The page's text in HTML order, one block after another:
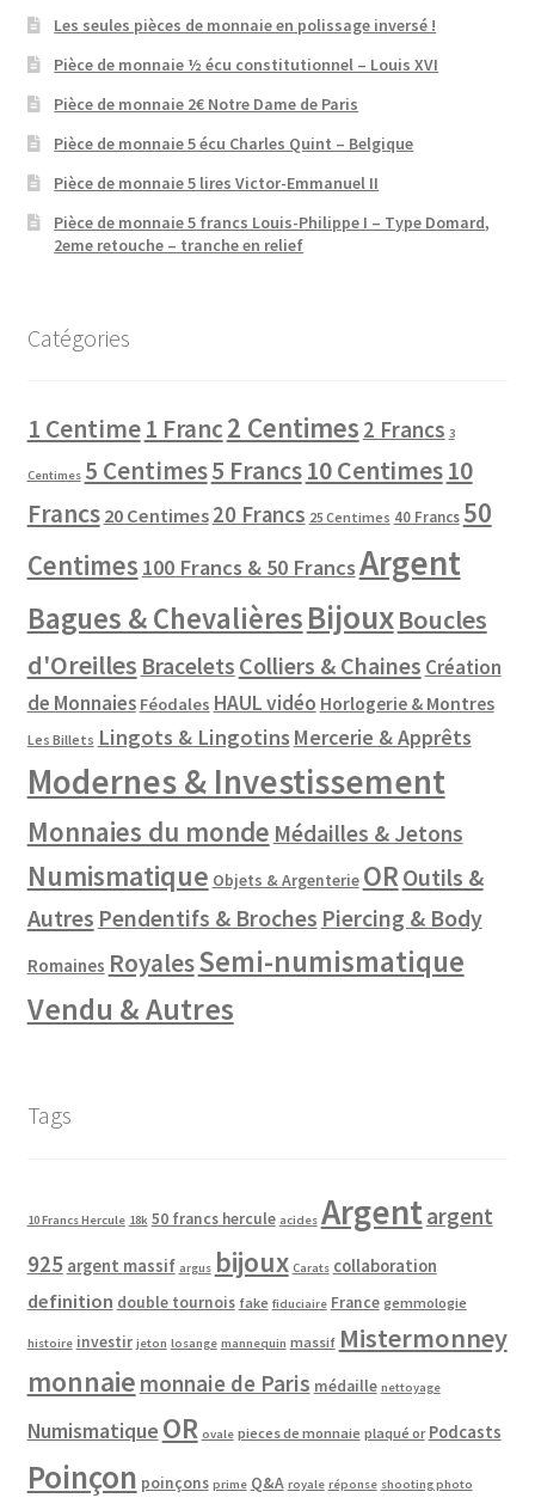
Les seules pièces de monnaie en polissage inversé !
Pièce de monnaie ½ écu constitutionnel – Louis XVI
Pièce de monnaie 2€ Notre Dame de Paris
Pièce de monnaie 5 écu Charles Quint – Belgique
Pièce de monnaie 5 lires Victor-Emmanuel II
Pièce de monnaie 5 francs Louis-Philippe I – Type Domard,
2eme retouche – tranche en relief
Catégories
1 Centime1 Franc2 Centimes 2 Francs 3
Centimes 5 Centimes5 Francs10 Centimes10
Francs 20 Centimes 20 Francs 25 Centimes 40 Francs 50
Centimes 100 Francs & 50 FrancsArgent
Bagues & ChevalièresBijouxBoucles
d'Oreilles Bracelets Colliers & Chaines Création
de Monnaies Féodales HAUL vidéo Horlogerie & Montres
Les Billets Lingots & Lingotins Mercerie & Apprêts
Modernes & Investissement
Monnaies du monde Médailles & Jetons
Numismatique Objets & Argenterie OR Outils &
Autres Pendentifs & Broches Piercing & Body
Romaines RoyalesSemi-numismatique
Vendu & Autres
Tags
10 Francs Hercule 18k 50 francs hercule acides Argentargent
925 argent massif argus bijoux Carats collaboration
definition double tournois fake fiduciaire France gemmologie
histoire investir jeton losange mannequin massif Mistermonney
monnaie monnaie de Paris médaille nettoyage
Numismatique OR ovale pieces de monnaie plaqué or Podcasts
Poinçon poinçons prime Q&A royale réponse shooting photo